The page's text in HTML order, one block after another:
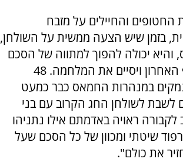
החטופים והחיילים על מזבח
בזמן שיש הצעה ממשית על השולחן,
יכולה להפוך למתווה של הסכם
שישיב את החטוף האחרון ויסיים את המלחמה. 48
במנהרות החמאס כבר כמעט
לשבת לשולחן החג הקרוב עם בני
ראויה באדמתם אילו נתניהו
שיטתי ומכוון של כל הסכם שעל
את כולם".